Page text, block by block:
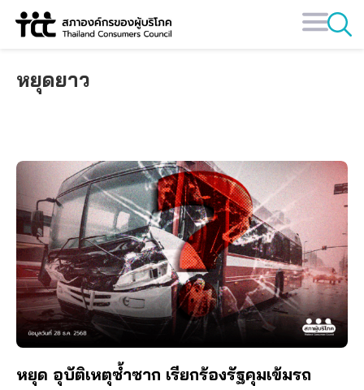
Skip
หยุดยาว
หยุด อุบัติเหตุซ้ำซาก เรียกร้องรัฐคุมเข้มรถ